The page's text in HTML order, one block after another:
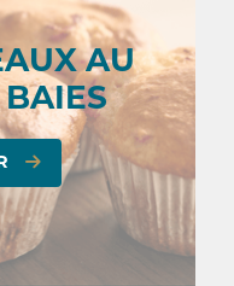
AU
BAIES